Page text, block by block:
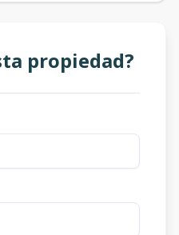
propiedad?